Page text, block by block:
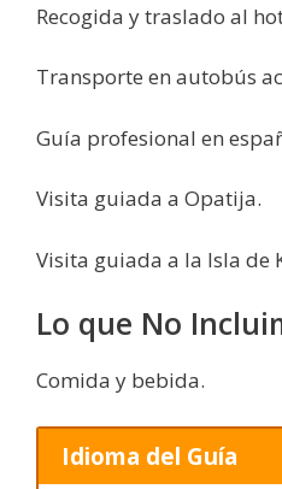
Recogida y traslado al
Transporte en autobús
Guía profesional en
Visita guiada a Opatija.
Visita guiada a la Isla de
Lo que No
Comida y bebida.
Idioma del Guía